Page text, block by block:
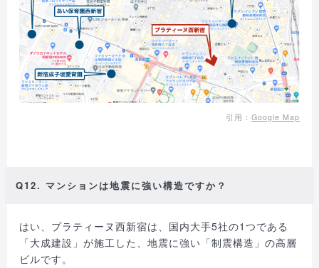
引用： Google Map
Q12. マンションは地震に強い構造ですか？
はい、プラティーヌ西新宿は、国内大手5社の1つである
「大成建設」が施工した、地震に強い「制震構造」の高層
ビルです。